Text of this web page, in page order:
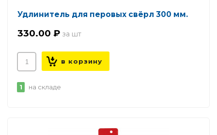
Удлинитель для перовых свёрл 300 мм.
330.00 ₽
1 на складе